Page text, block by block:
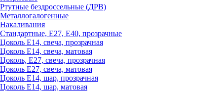
Ртутные бездроссельные (ДРВ)
Металлогалогенные
Накаливания
Стандартные, Е27, Е40, прозрачные
Цоколь Е14, свеча, прозрачная
Цоколь Е14, свеча, матовая
Цоколь, Е27, свеча, прозрачная
Цоколь Е27, свеча, матовая
Цоколь Е14, шар, прозрачная
Цоколь Е14, шар, матовая